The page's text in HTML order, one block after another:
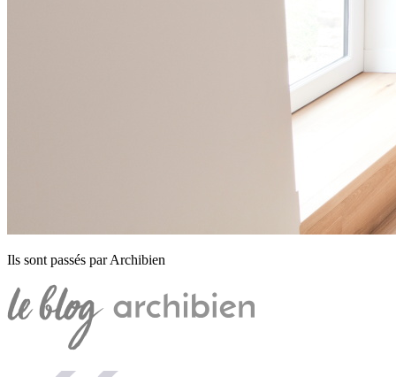
Ils sont passés par Archibien